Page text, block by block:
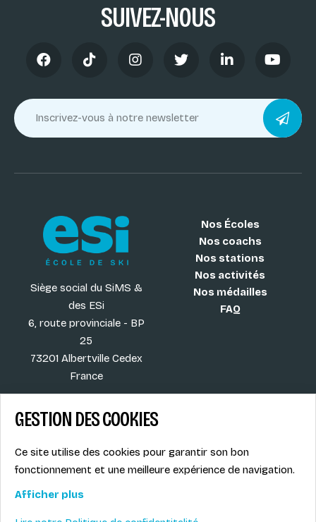
SUIVEZ-NOUS
Siège social du SiMS &
des ESi
6, route provinciale - BP
25
73201 Albertville Cedex
France
Nos Écoles
Nos coachs
Nos stations
Nos activités
Nos médailles
FAQ
Les plus ESI
Offres d'emploi
Le syndicat SIMS
Mentions légales
Politique de
GESTION DES COOKIES
Ce site utilise des cookies pour garantir son bon
fonctionnement et une meilleure expérience de navigation.
Afficher plus